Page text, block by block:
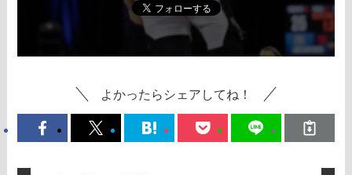
よかったらシェアしてね！